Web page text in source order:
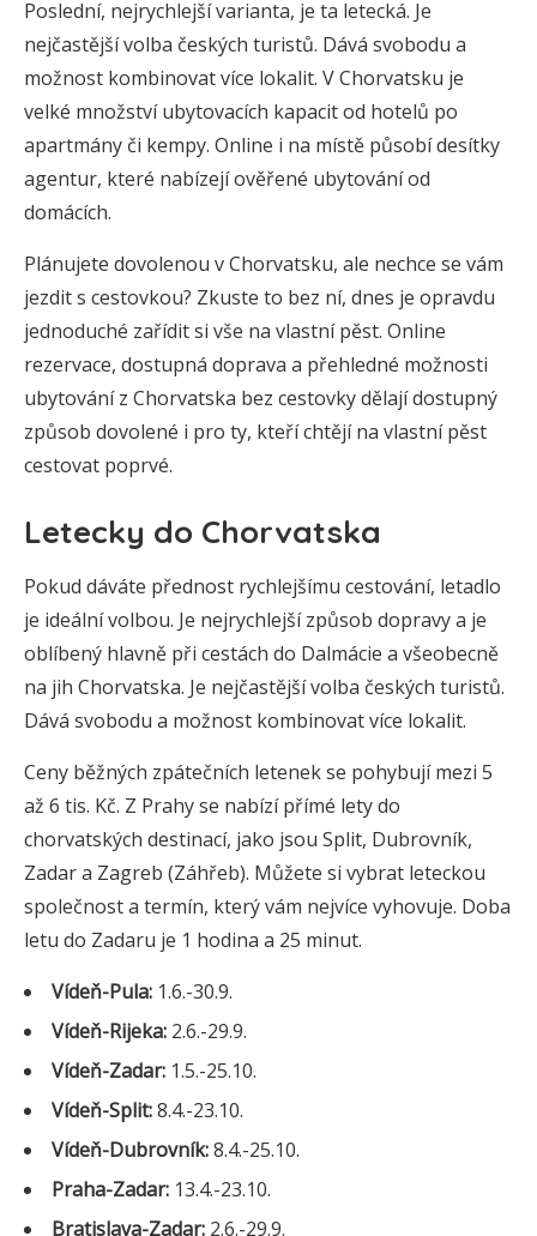
Poslední, nejrychlejší varianta, je ta letecká. Je
nejčastější volba českých turistů. Dává svobodu a
možnost kombinovat více lokalit. V Chorvatsku je
velké množství ubytovacích kapacit od hotelů po
apartmány či kempy. Online i na místě působí desítky
agentur, které nabízejí ověřené ubytování od
domácích.
Plánujete dovolenou v Chorvatsku, ale nechce se vám
jezdit s cestovkou? Zkuste to bez ní, dnes je opravdu
jednoduché zařídit si vše na vlastní pěst. Online
rezervace, dostupná doprava a přehledné možnosti
ubytování z Chorvatska bez cestovky dělají dostupný
způsob dovolené i pro ty, kteří chtějí na vlastní pěst
cestovat poprvé.
Letecky do Chorvatska
Pokud dáváte přednost rychlejšímu cestování, letadlo
je ideální volbou. Je nejrychlejší způsob dopravy a je
oblíbený hlavně při cestách do Dalmácie a všeobecně
na jih Chorvatska. Je nejčastější volba českých turistů.
Dává svobodu a možnost kombinovat více lokalit.
Ceny běžných zpátečních letenek se pohybují mezi 5
až 6 tis. Kč. Z Prahy se nabízí přímé lety do
chorvatských destinací, jako jsou Split, Dubrovník,
Zadar a Zagreb (Záhřeb). Můžete si vybrat leteckou
společnost a termín, který vám nejvíce vyhovuje. Doba
letu do Zadaru je 1 hodina a 25 minut.
Vídeň-Pula: 1.6.-30.9.
Vídeň-Rijeka: 2.6.-29.9.
Vídeň-Zadar: 1.5.-25.10.
Vídeň-Split:8.4.-23.10.
Vídeň-Dubrovník:8.4.-25.10.
Praha-Zadar: 13.4.-23.10.
Bratislava-Zadar: 2.6.-29.9.